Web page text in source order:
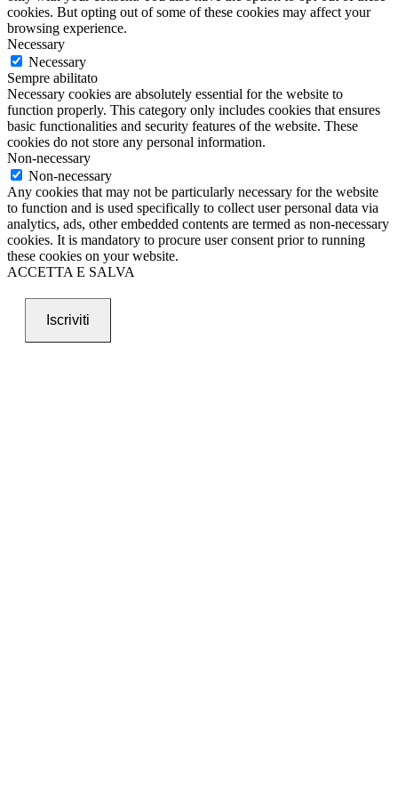
cookies. But opting out of some of these cookies may affect your
browsing experience.
Necessary
Necessary
Sempre abilitato
Necessary cookies are absolutely essential for the website to
function properly. This category only includes cookies that ensures
basic functionalities and security features of the website. These
cookies do not store any personal information.
Non-necessary
Non-necessary
Any cookies that may not be particularly necessary for the website
to function and is used specifically to collect user personal data via
analytics, ads, other embedded contents are termed as non-necessary
cookies. It is mandatory to procure user consent prior to running
these cookies on your website.
ACCETTA E SALVA
Iscriviti